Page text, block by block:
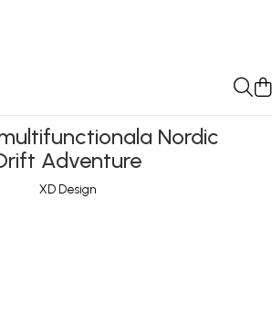
Nordic
Adventure
XD Design